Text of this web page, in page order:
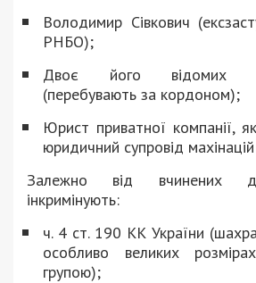
Володимир Сівкович
РНБО);
Двоє його відомих
(перебувають за кордоном);
Юрист приватної компанії,
юридичний супровід
Залежно від вчинених
інкримінують:
ч. 4 ст. 190 КК України
особливо великих
групою);